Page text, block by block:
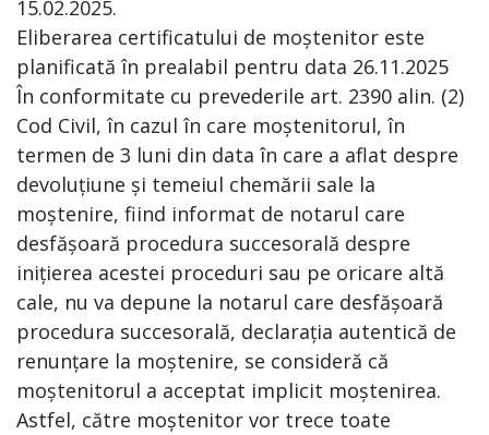
15.02.2025.
Eliberarea certificatului de moștenitor este
planificată în prealabil pentru data 26.11.2025
În conformitate cu prevederile art. 2390 alin. (2)
Cod Civil, în cazul în care moștenitorul, în
termen de 3 luni din data în care a aflat despre
devoluțiune și temeiul chemării sale la
moștenire, fiind informat de notarul care
desfășoară procedura succesorală despre
inițierea acestei proceduri sau pe oricare altă
cale, nu va depune la notarul care desfășoară
procedura succesorală, declarația autentică de
renunțare la moștenire, se consideră că
moștenitorul a acceptat implicit moștenirea.
Astfel, către moștenitor vor trece toate